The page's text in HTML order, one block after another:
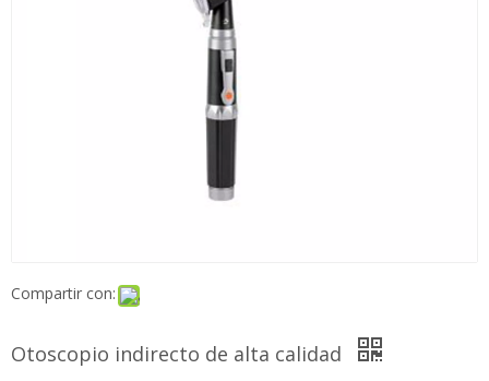
Compartir con:
Otoscopio indirecto de alta calidad